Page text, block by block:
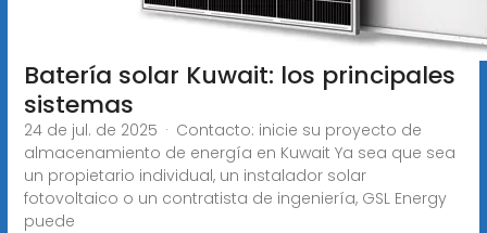
Batería solar Kuwait: los principales
sistemas
24 de jul. de 2025 · Contacto: inicie su proyecto de
almacenamiento de energía en Kuwait Ya sea que sea
un propietario individual, un instalador solar
fotovoltaico o un contratista de ingeniería, GSL Energy
puede